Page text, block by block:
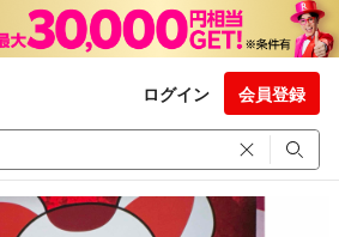
ログイン 会員登録